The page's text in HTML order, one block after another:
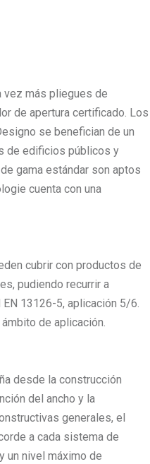
vez más pliegues de
de apertura certificado. Los
se benefician de un
de edificios públicos y
gama estándar son aptos
cuenta con una
cubrir con productos de
pudiendo recurrir a
13126-5, aplicación 5/6.
de aplicación.
desde la construcción
del ancho y la
generales, el
a cada sistema de
un nivel máximo de